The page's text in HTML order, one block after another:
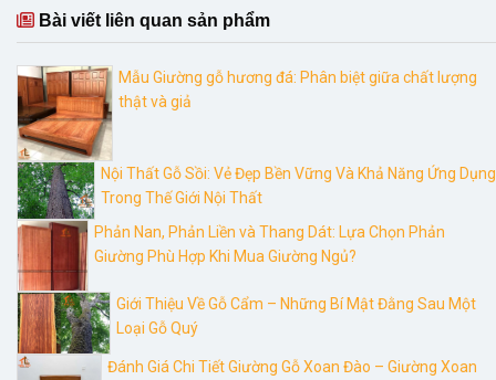
Bài viết liên quan sản phẩm
Mẫu Giường gỗ hương đá: Phân biệt giữa chất lượng
thật và giả
Nội Thất Gỗ Sồi: Vẻ Đẹp Bền Vững Và Khả Năng Ứng Dụng
Trong Thế Giới Nội Thất
Phản Nan, Phản Liền và Thang Dát: Lựa Chọn Phản
Giường Phù Hợp Khi Mua Giường Ngủ?
Giới Thiệu Về Gỗ Cẩm – Những Bí Mật Đằng Sau Một
Loại Gỗ Quý
Đánh Giá Chi Tiết Giường Gỗ Xoan Đào – Giường Xoan